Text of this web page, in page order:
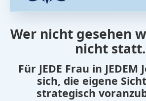
Wer nicht gesehen
nicht statt.
Für JEDE Frau in JEDEM
sich, die eigene
strategisch